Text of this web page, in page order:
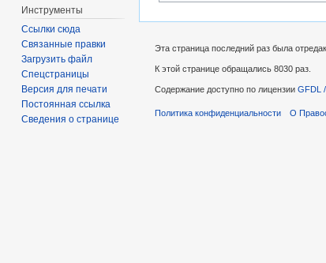
Инструменты
Ссылки сюда
Связанные правки
Загрузить файл
Спецстраницы
Версия для печати
Постоянная ссылка
Сведения о странице
Эта страница последний раз была
К этой странице обращались 8030 раз.
Содержание доступно по лицензии GFDL
Политика конфиденциальности О